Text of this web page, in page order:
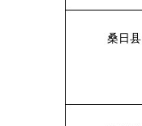
桑日县